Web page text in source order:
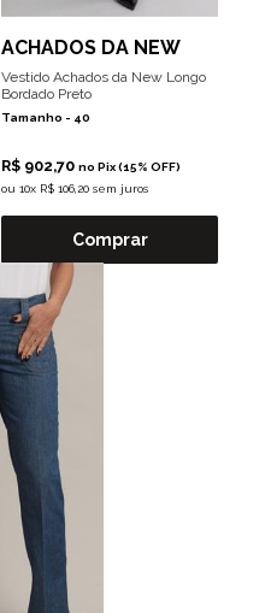
ACHADOS DA NEW
Vestido Achados da New Longo
Bordado Preto
Tamanho - 40
R$ 902,70 no Pix (15% OFF)
ou 10x R$ 106,20 sem juros
Comprar